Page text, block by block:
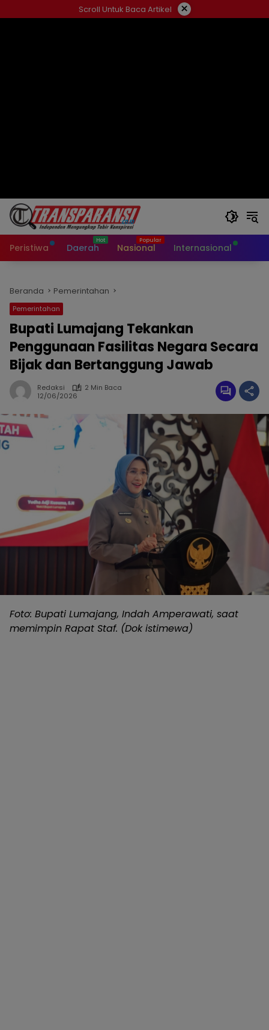
ke
Scroll Untuk Baca Artikel ×
Peristiwa Daerah Nasional Internasional
Beranda Pemerintahan
Pemerintahan
Bupati Lumajang Tekankan
Penggunaan Fasilitas Negara Secara
Bijak dan Bertanggung Jawab
Redaksi
2 Min Baca
12/06/2026
Foto: Bupati Lumajang, Indah Amperawati, saat
memimpin Rapat Staf. (Dok istimewa)